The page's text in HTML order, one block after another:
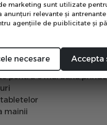
in patru directii
protectie
degetul mare
pentru o mai buna
mainii
marketing sunt utilizate
anunţuri relevante şi
agenţiile de puiblicitate şi
necesare Accepta
Mă abonez